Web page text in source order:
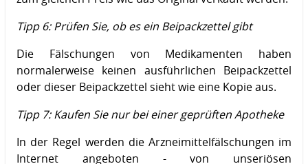
Tipp 6: Prüfen Sie, ob es ein Beipackzettel gibt
Die Fälschungen von Medikamenten haben
normalerweise keinen ausführlichen Beipackzettel
oder dieser Beipackzettel sieht wie eine Kopie aus.
Tipp 7: Kaufen Sie nur bei einer geprüften Apotheke
In der Regel werden die Arzneimittelfälschungen im
Internet angeboten - von unseriösen